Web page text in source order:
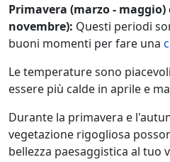
Primavera (marzo -
novembre): Questi periodi
buoni momenti per fare una
Le temperature sono
essere più calde in aprile e
Durante la primavera e
vegetazione rigogliosa
bellezza paesaggistica al tuo